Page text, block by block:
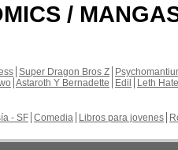
/
Super Dragon Bros Z
Astaroth Y Bernadette Edil
Leth Hate
- SF Comedia Libros para jovenes